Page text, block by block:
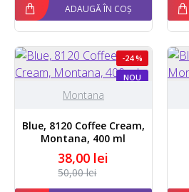
ADAUGĂ ÎN COȘ
NOU
-24 %
Montana
Blue, 8120 Coffee Cream,
Montana, 400 ml
38,00 lei
50,00 lei